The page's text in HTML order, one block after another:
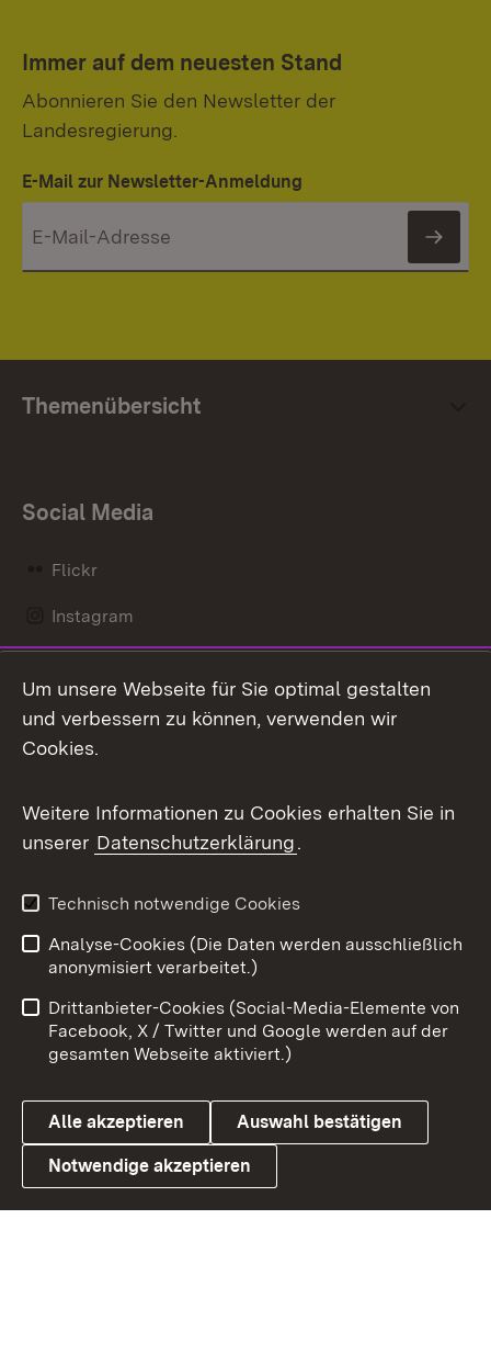
Immer auf dem neuesten Stand
Abonnieren Sie den Newsletter der
Landesregierung.
E-Mail zur Newsletter-Anmeldung
Themenübersicht
Social Media
Flickr
Instagram
Mastodon
Messenger
Social Wall
X / Twitter
Youtube
Link zum Landesportal
Benutzungshinweise
Barrierefreiheit
Datenschutz
Cookies
Um unsere Webseite für Sie optimal gestalten
und verbessern zu können, verwenden wir
Cookies.
Weitere Informationen zu Cookies erhalten Sie in
unserer Datenschutzerklärung.
Technisch notwendige Cookies
Analyse-Cookies (Die Daten werden ausschließlich
anonymisiert verarbeitet.)
Drittanbieter-Cookies (Social-Media-Elemente von
Facebook, X / Twitter und Google werden auf der
gesamten Webseite aktiviert.)
Alle akzeptieren Auswahl bestätigen
Notwendige akzeptieren